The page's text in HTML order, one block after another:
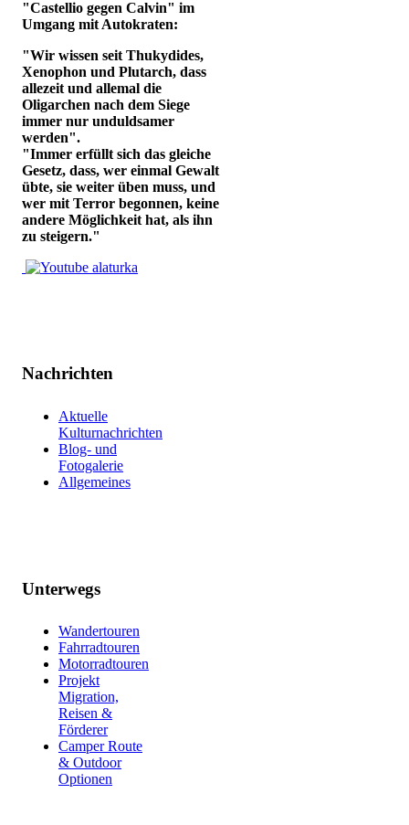
"Castellio gegen Calvin" im
Umgang mit Autokraten:
"Wir wissen seit Thukydides,
Xenophon und Plutarch, dass
allezeit und allemal die
Oligarchen nach dem Siege
immer nur unduldsamer
werden".
"Immer erfüllt sich das gleiche
Gesetz, dass, wer einmal Gewalt
übte, sie weiter üben muss, und
wer mit Terror begonnen, keine
andere Möglichkeit hat, als ihn
zu steigern."
Nachrichten
Aktuelle
Kulturnachrichten
Blog- und
Fotogalerie
Allgemeines
Unterwegs
Wandertouren
Fahrradtouren
Motorradtouren
Projekt
Migration,
Reisen &
Förderer
Camper Route
& Outdoor
Optionen